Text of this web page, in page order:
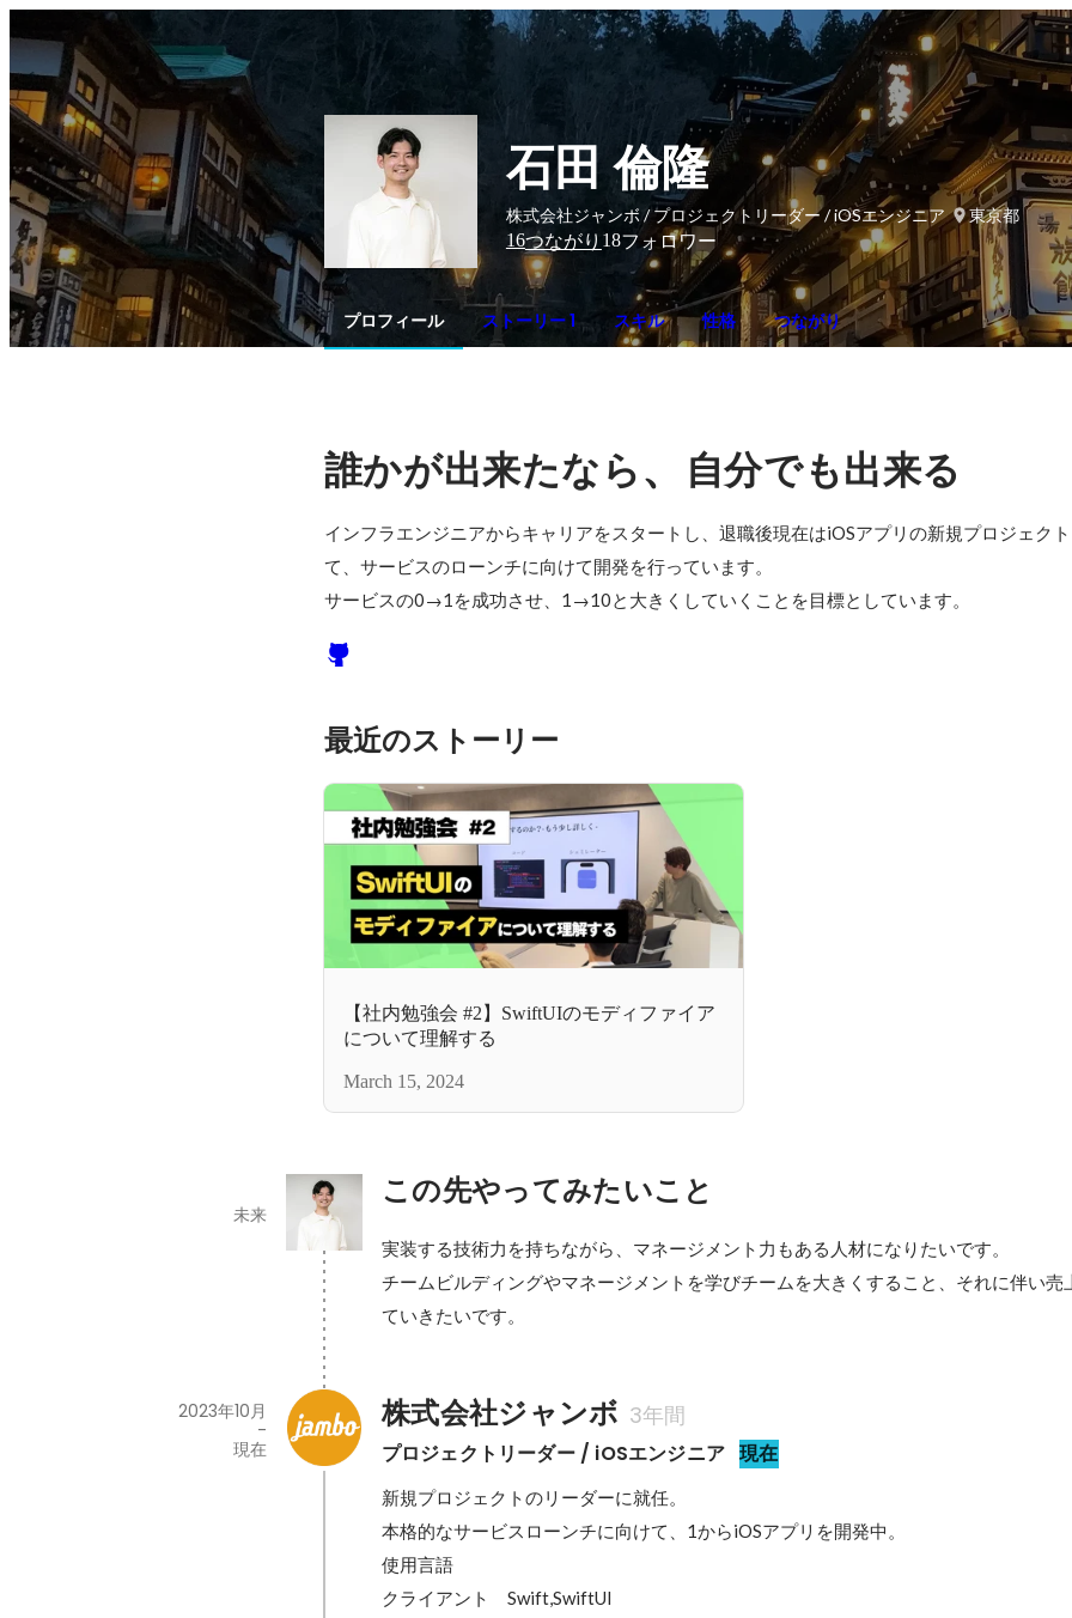
石田 倫隆
株式会社ジャンボ / プロジェクトリーダー / iOSエンジニア
東京都
16つながり 18フォロワー
プロフィール ストーリー 1 スキル 性格 つながり
誰かが出来たなら、 自分でも出来る
インフラエンジニアからキャリアをスタートし、退職後現在はiOSアプリの新規プロジェク
て、サービスのローンチに向けて開発を行っています。
サービスの0→1を成功させ、1→10と大きくしていくことを目標としています。
最近のストーリー
【社内勉強会 #2】SwiftUIのモディファイア
について理解する
March 15, 2024
この先やってみたいこと
未来
実装する技術力を持ちながら、マネージメント力もある人材になりたいです。
チームビルディングやマネージメントを学びチームを大きくすること、それに伴い売
ていきたいです。
株式会社ジャンボ 3年間
プロジェクトリーダー / iOSエンジニア 現在
2023年10月
-
現在
新規プロジェクトのリーダーに就任。
本格的なサービスローンチに向けて、1からiOSアプリを開発中。
使用言語
クライアント　Swift,SwiftUI